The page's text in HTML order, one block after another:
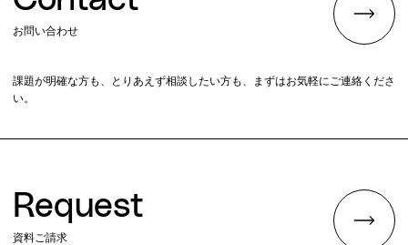
お問い合わせ
課題が明確な方も、とりあえず相談したい方も、まずはお気軽にご連絡くださ
い。
Request
資料ご請求